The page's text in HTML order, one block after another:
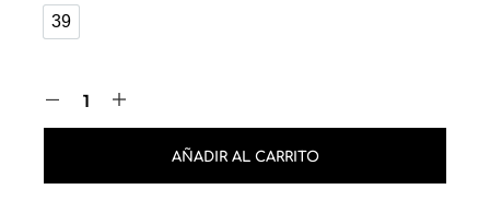
39
39
AÑADIR AL CARRITO